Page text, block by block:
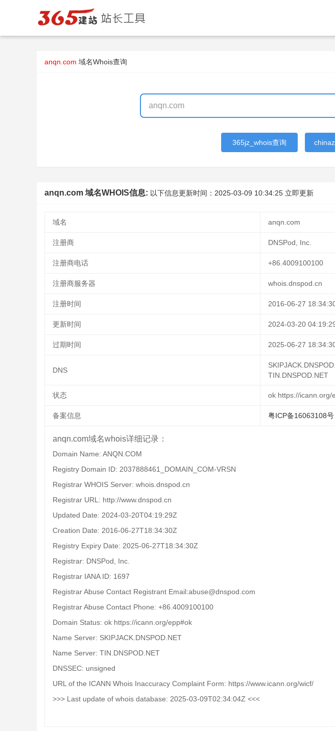
anqn.com 域名Whois查询
365jz_whois查询
anqn.com 域名WHOIS信息: 以下信息更新时间： 2025-03-09 10:34:25 立即更新
域名 anqn.com
注册商 DNSPod, Inc.
注册商电话 +86.4009100100
注册商服务器 whois.dnspod.cn
注册时间 2016-06-27
更新时间 2024-03-20
过期时间 2025-06-27
DNS
TIN.DNSPOD.NET
状态 ok https://icann.org/
备案信息 粤ICP备16063108号
anqn.com域名whois详细记录：
Domain Name: ANQN.COM
Registry Domain ID: 2037888461_DOMAIN_COM-VRSN
Registrar WHOIS Server: whois.dnspod.cn
Registrar URL: http://www.dnspod.cn
Updated Date: 2024-03-20T04:19:29Z
Creation Date: 2016-06-27T18:34:30Z
Registry Expiry Date: 2025-06-27T18:34:30Z
Registrar: DNSPod, Inc.
Registrar IANA ID: 1697
Registrar Abuse Contact Registrant Email:abuse@dnspod.com
Registrar Abuse Contact Phone: +86.4009100100
Domain Status: ok https://icann.org/epp#ok
Name Server: SKIPJACK.DNSPOD.NET
Name Server: TIN.DNSPOD.NET
DNSSEC: unsigned
URL of the ICANN Whois Inaccuracy Complaint Form: https://www.icann.org/wicf/
>>> Last update of whois database: 2025-03-09T02:34:04Z <<<